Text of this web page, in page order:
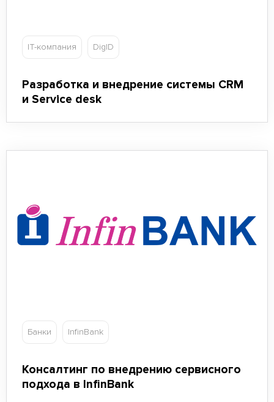
IT-компания DigID
Разработка и внедрение системы CRM
и Service desk
Банки InfinBank
Консалтинг по внедрению сервисного
подхода в InfinBank